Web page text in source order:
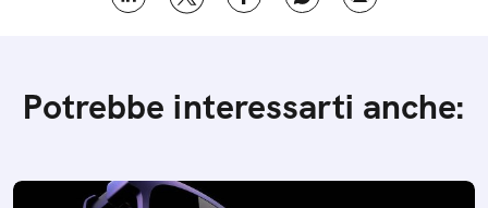
Potrebbe interessarti anche: